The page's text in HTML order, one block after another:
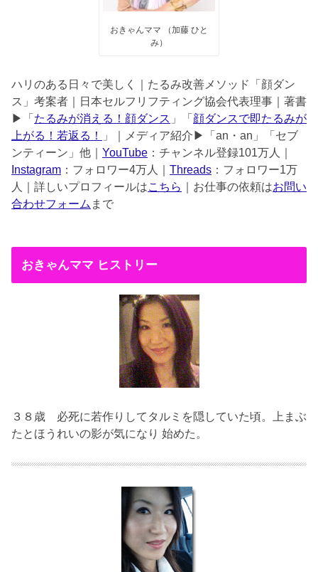
おきゃんママ （加藤 ひと
み）
ハリのある日々で美しく｜たるみ改善メソッド「顔ダン
ス」考案者｜日本セルフリフティング協会代表理事｜著書
▶︎「 たるみが消える！顔ダンス 」「 顔ダンスで即たるみが
上がる！若返る！
」｜メディア紹介▶︎「an・an」「セブ
ンティーン」他｜ YouTube ：チャンネル登録101万人｜
Instagram ：フォロワー4万人｜ Threads ：フォロワー1万
人｜詳しいプロフィールはこちら ｜お仕事の依頼はお問い
合わせフォーム まで
おきゃんママ ヒストリー
３８歳 必死に若作りしてタルミを隠していた頃。上まぶ
たとほうれいの影が気になり 始めた。